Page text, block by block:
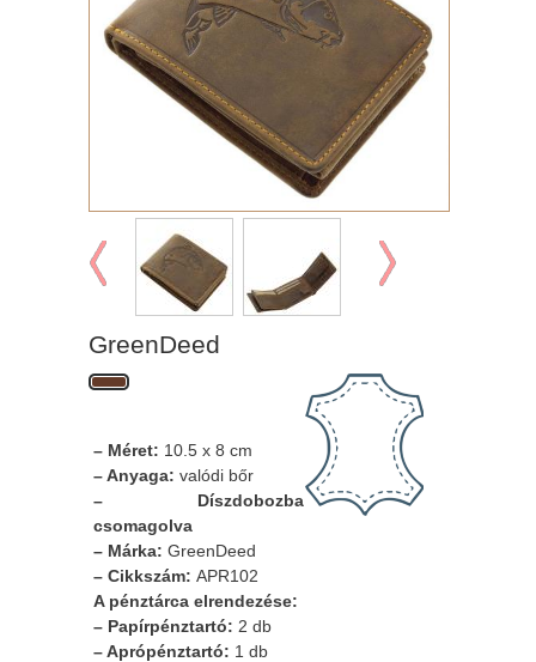
GreenDeed
– Méret: 10.5 x 8 cm
– Anyaga: valódi bőr
– Díszdobozba
csomagolva
– Márka: GreenDeed
– Cikkszám: APR102
A pénztárca elrendezése:
– Papírpénztartó: 2 db
– Aprópénztartó: 1 db